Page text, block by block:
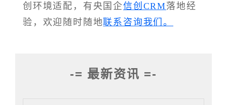
创环境适配，有央国企信创CRM落地经
验，欢迎随时随地联系咨询我们。
-= 最新资讯 =-